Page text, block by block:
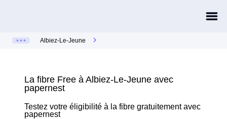
Albiez-Le-Jeune
La fibre Free à Albiez-Le-Jeune avec
papernest
Testez votre éligibilité à la fibre gratuitement avec
papernest